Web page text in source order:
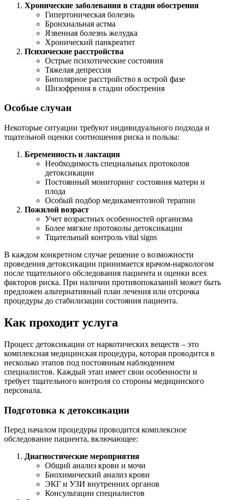
Хронические заболевания в стадии обострения
Гипертоническая болезнь
Бронхиальная астма
Язвенная болезнь желудка
Хронический панкреатит
Психические расстройства
Острые психотические состояния
Тяжелая депрессия
Биполярное расстройство в острой фазе
Шизофрения в стадии обострения
Особые случаи
Некоторые ситуации требуют индивидуального подхода и
тщательной оценки соотношения риска и пользы:
Беременность и лактация
Необходимость специальных протоколов
детоксикации
Постоянный мониторинг состояния матери и
плода
Особый подбор медикаментозной терапии
Пожилой возраст
Учет возрастных особенностей организма
Более мягкие протоколы детоксикации
Тщательный контроль vital signs
В каждом конкретном случае решение о возможности
проведения детоксикации принимается врачом-наркологом
после тщательного обследования пациента и оценки всех
факторов риска. При наличии противопоказаний может быть
предложен альтернативный план лечения или отсрочка
процедуры до стабилизации состояния пациента.
Как проходит услуга
Процесс детоксикации от наркотических веществ – это
комплексная медицинская процедура, которая проводится в
несколько этапов под постоянным наблюдением
специалистов. Каждый этап имеет свои особенности и
требует тщательного контроля со стороны медицинского
персонала.
Подготовка к детоксикации
Перед началом процедуры проводится комплексное
обследование пациента, включающее:
Диагностические мероприятия
Общий анализ крови и мочи
Биохимический анализ крови
ЭКГ и УЗИ внутренних органов
Консультации специалистов